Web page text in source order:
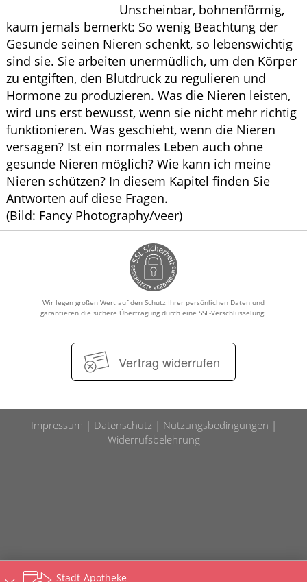
ELTERN UND KIND
Unscheinbar, bohnenförmig,
kaum jemals bemerkt: So wenig Beachtung der
Gesunde seinen Nieren schenkt, so lebenswichtig
sind sie. Sie arbeiten unermüdlich, um den Körper
zu entgiften, den Blutdruck zu regulieren und
Hormone zu produzieren. Was die Nieren leisten,
wird uns erst bewusst, wenn sie nicht mehr richtig
funktionieren. Was geschieht, wenn die Nieren
versagen? Ist ein normales Leben auch ohne
gesunde Nieren möglich? Wie kann ich meine
Nieren schützen? In diesem Kapitel finden Sie
Antworten auf diese Fragen.
(Bild: Fancy Photography/veer)
Wir legen großen Wert auf den Schutz Ihrer persönlichen Daten und
garantieren die sichere Übertragung durch eine SSL-Verschlüsselung.
Vertrag widerrufen
Impressum Datenschutz
Nutzungsbedingungen
Widerrufsbelehrung
Stadt-Apotheke